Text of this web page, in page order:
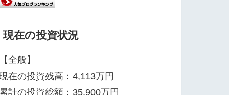
現在の投資状況
全般】
在の投資残高：4,113万円
計の投資総額：35,900万円